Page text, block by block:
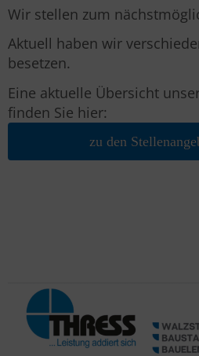
Wir stellen zum
Aktuell haben wir
besetzen.
Eine aktuelle Übersicht
finden Sie hier:
zu den